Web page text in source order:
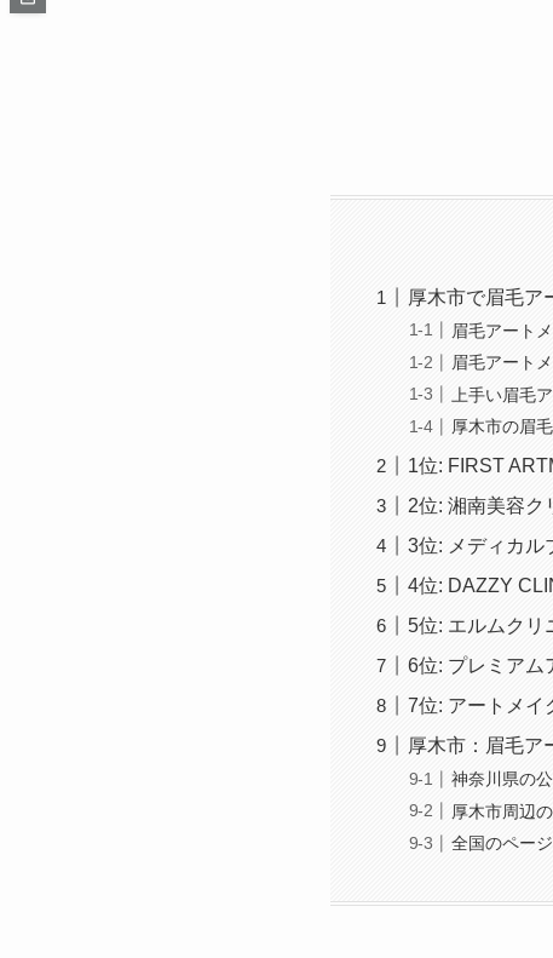
厚木市で眉毛ア
眉毛アート
眉毛アート
上手い眉毛
厚木市の眉
1位: FIRST
2位: 湘南美容ク
3位: メディカル
4位: DAZZY
5位: エルムクリ
6位: プレミアム
7位: アートメイ
厚木市：眉毛ア
神奈川県の
厚木市周辺
全国のペー